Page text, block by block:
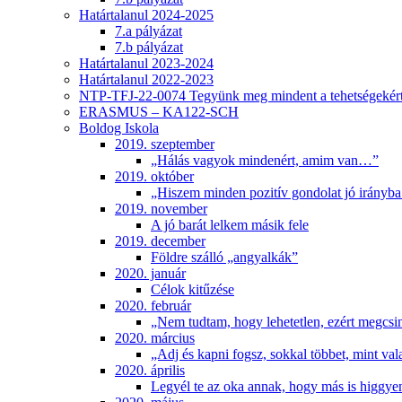
Határtalanul 2024-2025
7.a pályázat
7.b pályázat
Határtalanul 2023-2024
Határtalanul 2022-2023
NTP-TFJ-22-0074 Tegyünk meg mindent a
ERASMUS – KA122-SCH
Boldog Iskola
2019. szeptember
„Hálás vagyok mindenért, amim van…”
2019. október
„Hiszem minden pozitív gondolat jó
2019. november
A jó barát lelkem másik fele
2019. december
Földre szálló „angyalkák”
2020. január
Célok kitűzése
2020. február
„Nem tudtam, hogy lehetetlen, ezért
2020. március
„Adj és kapni fogsz, sokkal többet, mint
2020. április
Legyél te az oka annak, hogy más is